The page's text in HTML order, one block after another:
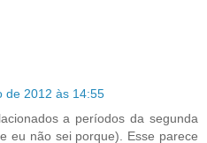
de 2012 às 14:55
a períodos da segunda
eu não sei porque). Esse parece